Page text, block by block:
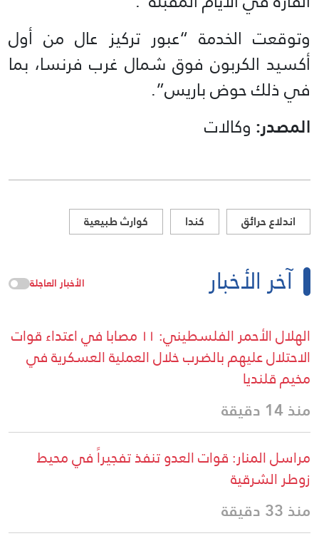
وتوقعت الخدمة “عبور تركيز عال من أول
أكسيد الكربون فوق شمال غرب فرنسا، بما
في ذلك حوض باريس”.
المصدر: وكالات
اندلاع حرائق كندا كوارث طبيعية
آخر الأخبار الأخبار العاجلة
الهلال الأحمر الفلسطيني: ١١ مصابا في اعتداء قوات
الاحتلال عليهم بالضرب خلال العملية العسكرية في
مخيم قلنديا
منذ 14 دقيقة
مراسل المنار: قوات العدو تنفذ تفجيراً في محيط
زوطر الشرقية
منذ 33 دقيقة